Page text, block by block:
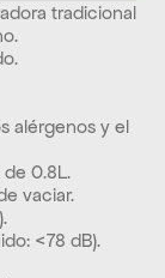
tradicional
alérgenos y el
0.8L.
vaciar.
<78 dB).